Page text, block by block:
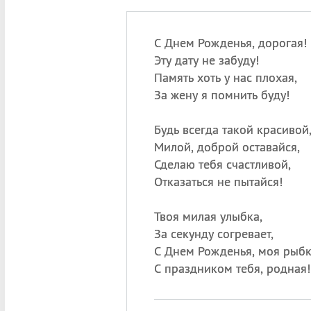
С Днем Рожденья, дорогая!
Эту дату не забуду!
Память хоть у нас плохая,
За жену я помнить буду!
Будь всегда такой красивой,
Милой, доброй оставайся,
Сделаю тебя счастливой,
Отказаться не пытайся!
Твоя милая улыбка,
За секунду согревает,
С Днем Рожденья, моя
С праздником тебя, родная!